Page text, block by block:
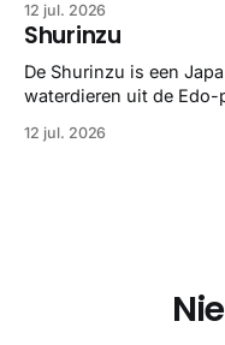
gedetailleerd overzicht
taxonomie. Het boek staat bekend om de combinatie van
strikte wetenschap met
illustraties en
12 jul. 2026
Shurinzu
De Shurinzu is een
waterdieren uit de
bekend om verfijnde
12 jul. 2026